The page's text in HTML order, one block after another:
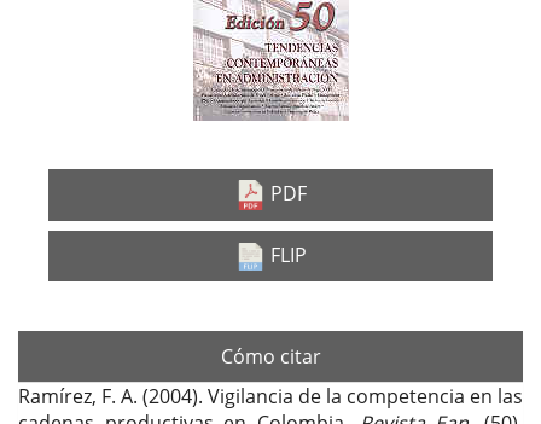
PDF
FLIP
Cómo citar
Ramírez, F. A. (2004). Vigilancia de la competencia en las